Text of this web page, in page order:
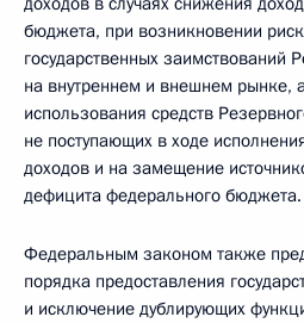
бюджета, при возникновении
государственных заимствований
на внутреннем и внешнем рынке,
использования средств
не поступающих в ходе
доходов и на замещение
дефицита федерального бюджета.
Федеральным законом также
порядка предоставления
и исключение дублирующих